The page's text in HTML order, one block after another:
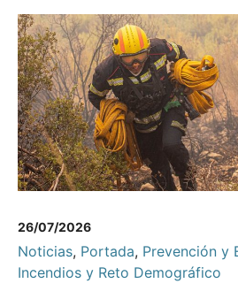
26/07/2026
Noticias, Portada, Prevención y
Incendios y Reto Demográfico